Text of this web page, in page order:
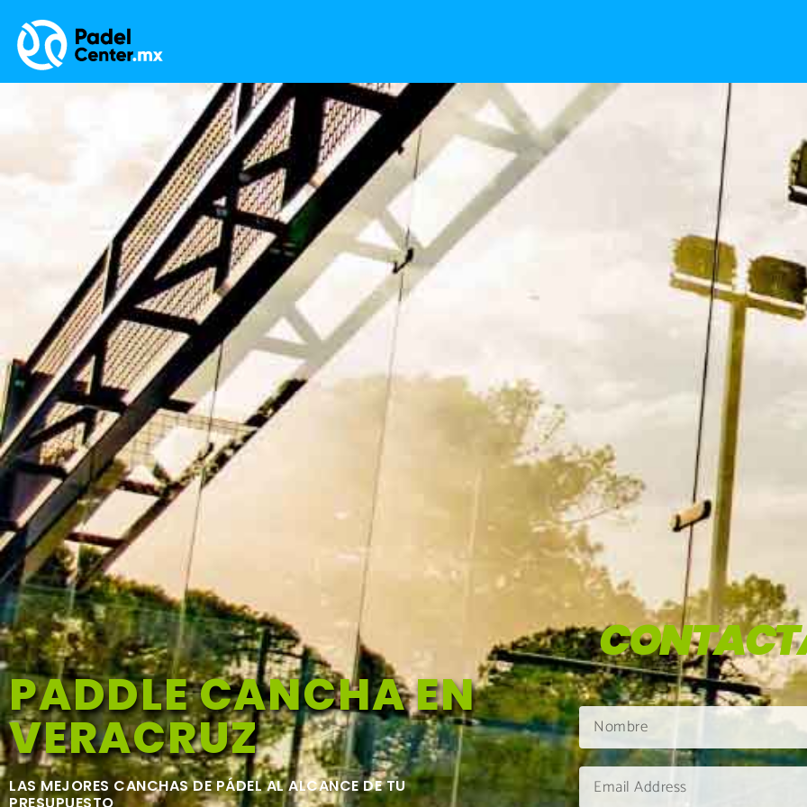
PADDLE CANCHA EN
VERACRUZ
LAS MEJORES CANCHAS DE PÁDEL AL ALCANCE DE TU